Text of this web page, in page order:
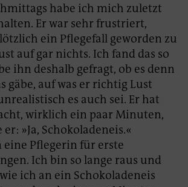
habe ich mich zuletzt
Er war sehr frustriert,
ein Pflegefall geworden zu
auf gar nichts. Ich fand das so
ihn deshalb gefragt, ob es denn
gäbe, auf was er richtig Lust
es auch sei. Er hat
wirklich ein paar Minuten,
»Ja, Schokoladeneis.«
Pflegerin für erste
Ich bin so lange raus und
ich an ein Schokoladeneis